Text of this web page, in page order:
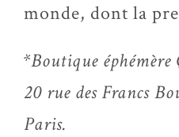
monde, dont la
*Boutique
20 rue des Francs
Paris.